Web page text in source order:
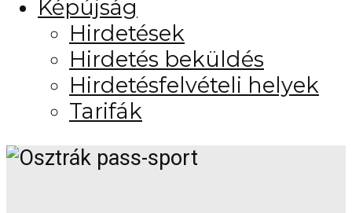
Képújság
Hirdetések
Hirdetés beküldés
Hirdetésfelvételi helyek
Tarifák